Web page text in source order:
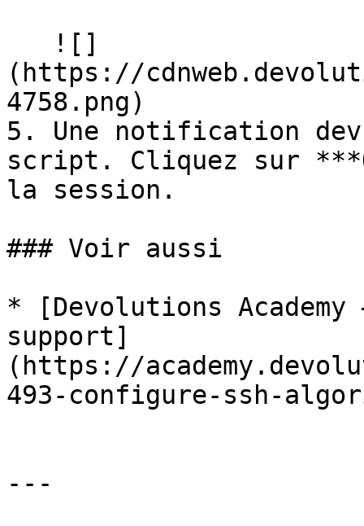
(https://
4758.png)
5. Une notification
script. Cliquez sur
la session.
### Voir aussi
* [Devolutions
support]
(https://
493-configure-ssh-
---